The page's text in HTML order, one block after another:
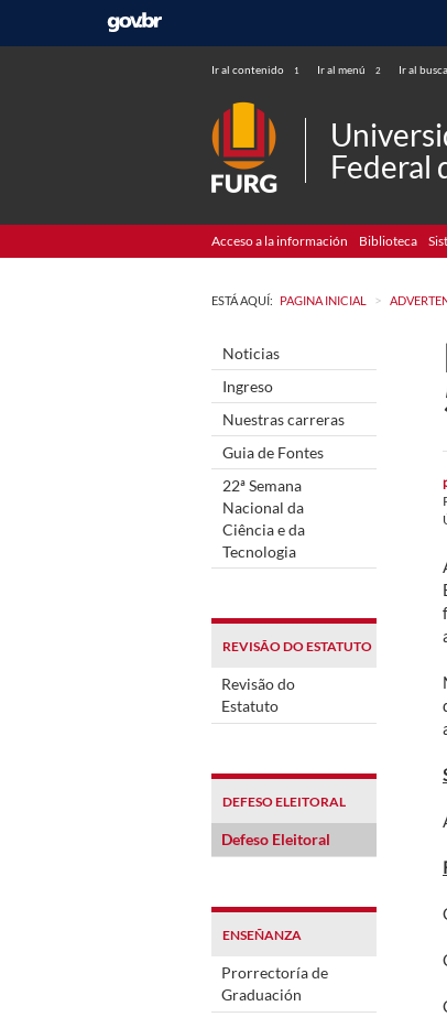
Ir al contenido 1 Ir al menú 2 Ir al
Federal
Acceso a la información Biblioteca
ESTÁ AQUÍ: PAGINA INICIAL >
Noticias
Ingreso
Nuestras carreras
Guia de Fontes
22ª Semana
Nacional da
Ciência e da
Tecnologia
REVISÃO DO ESTATUTO
Revisão do
Estatuto
DEFESO ELEITORAL
Defeso Eleitoral
ENSEÑANZA
Prorrectoría de
Graduación